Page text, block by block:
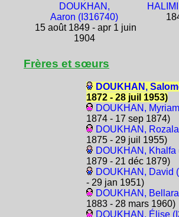
DOUKHAN,
Aaron (I316740)
15 août 1849 - apr 1 juin
1904
Frères et sœurs
DOUKHAN,
1872 - 28 juil 1953)
DOUKHAN,
1874 - 17 sep 1874)
DOUKHAN,
1875 - 29 juil 1955)
DOUKHAN, Khalfa
1879 - 21 déc 1879)
DOUKHAN, David
- 29 jan 1951)
DOUKHAN,
1883 - 28 mars 1960)
DOUKHAN, Élise